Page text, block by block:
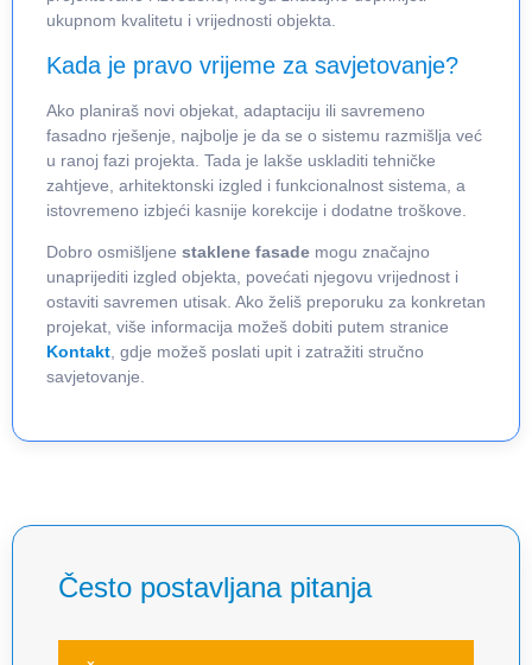
ukupnom kvalitetu i vrijednosti objekta.
Kada je pravo vrijeme za savjetovanje?
Ako planiraš novi objekat, adaptaciju ili savremeno
fasadno rješenje, najbolje je da se o sistemu razmišlja već
u ranoj fazi projekta. Tada je lakše uskladiti tehničke
zahtjeve, arhitektonski izgled i funkcionalnost sistema, a
istovremeno izbjeći kasnije korekcije i dodatne troškove.
Dobro osmišljene staklene fasade mogu značajno
unaprijediti izgled objekta, povećati njegovu vrijednost i
ostaviti savremen utisak. Ako želiš preporuku za konkretan
projekat, više informacija možeš dobiti putem stranice
Kontakt, gdje možeš poslati upit i zatražiti stručno
savjetovanje.
Često postavljana pitanja